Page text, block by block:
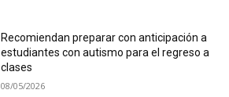
Recomiendan preparar con anticipación a
estudiantes con autismo para el regreso a
clases
08/05/2026